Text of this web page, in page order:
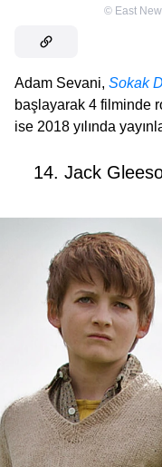
© East
Adam Sevani, Sokak
başlayarak 4 filminde
ise 2018 yılında
14. Jack